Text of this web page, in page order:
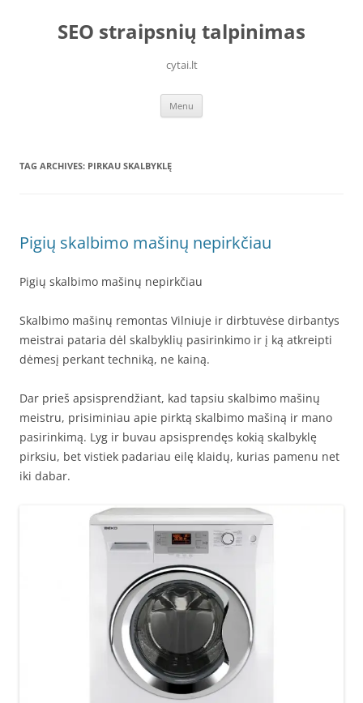
contentSEO straipsnių talpinimas
cytai.lt
Menu
TAG ARCHIVES: PIRKAU SKALBYKLĘ
Pigių skalbimo mašinų nepirkčiau
Pigių skalbimo mašinų nepirkčiau
Skalbimo mašinų remontas Vilniuje ir dirbtuvėse dirbantys
meistrai pataria dėl skalbyklių pasirinkimo ir į ką atkreipti
dėmesį perkant techniką, ne kainą.
Dar prieš apsisprendžiant, kad tapsiu skalbimo mašinų
meistru, prisiminiau apie pirktą skalbimo mašiną ir mano
pasirinkimą. Lyg ir buvau apsisprendęs kokią skalbyklę
pirksiu, bet vistiek padariau eilę klaidų, kurias pamenu net
iki dabar.